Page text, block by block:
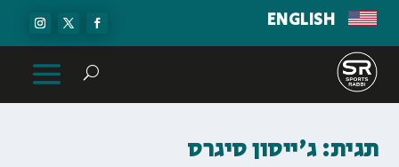
ENGLISH
תגית:ג'ייסון סיגרס